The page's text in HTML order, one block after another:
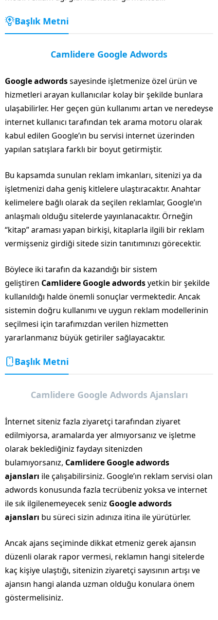
Başlık Metni
Camlidere Google Adwords
Google adwordssayesinde işletmenize özel ürün ve
hizmetleri arayan kullanıcılar kolay bir şekilde bunlara
ulaşabilirler. Her geçen gün kullanımı artan ve neredeyse
internet kullanıcı tarafından tek arama motoru olarak
kabul edilen Google’ın bu servisi internet üzerinden
yapılan satışlara farklı bir boyut getirmiştir.
Bu kapsamda sunulan reklam imkanları, sitenizi ya da
işletmenizi daha geniş kitlelere ulaştıracaktır. Anahtar
kelimelere bağlı olarak da seçilen reklamlar, Google’ın
anlaşmalı olduğu sitelerde yayınlanacaktır. Örneğin
“kitap” araması yapan birkişi, kitaplarla ilgili bir reklam
vermişseniz girdiği sitede sizin tanıtımınızı görecektir.
Böylece iki tarafın da kazandığı bir sistem
geliştiren Camlidere Google adwordsyetkin bir şekilde
kullanıldığı halde önemli sonuçlar vermektedir. Ancak
sistemin doğru kullanımı ve uygun reklam modellerinin
seçilmesi için tarafımızdan verilen hizmetten
yararlanmanız büyük getiriler sağlayacaktır.
Başlık Metni
Camlidere Google Adwords Ajansları
İnternet siteniz fazla ziyaretçi tarafından ziyaret
edilmiyorsa, aramalarda yer almıyorsanız ve işletme
olarak beklediğiniz faydayı sitenizden
bulamıyorsanız, Camlidere Google adwords
ajansları ile çalışabilirsiniz. Google’ın reklam servisi olan
adwords konusunda fazla tecrübeniz yoksa ve internet
ile sık ilgilenemeyecek seniz Google adwords
ajansları bu süreci sizin adınıza itina ile yürütürler.
Ancak ajans seçiminde dikkat etmeniz gerek ajansın
düzenli olarak rapor vermesi, reklamın hangi sitelerde
kaç kişiye ulaştığı, sitenizin ziyaretçi sayısının artışı ve
ajansın hangi alanda uzman olduğu konulara önem
göstermelisiniz.